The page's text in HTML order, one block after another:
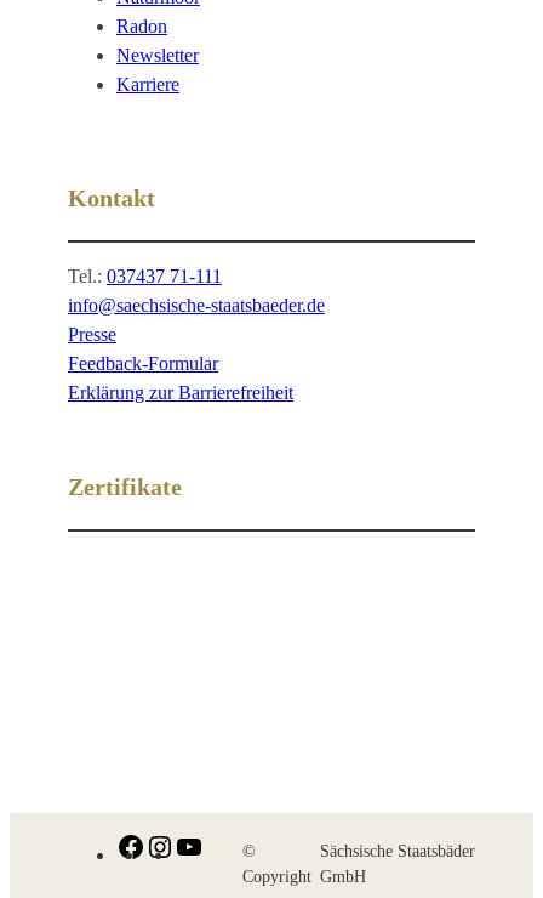
Radon
Newsletter
Karriere
Kontakt
Tel.: 037437 71-111
info@saechsische-staatsbaeder.de
Presse
Feedback-Formular
Erklärung zur Barrierefreiheit
Zertifikate
FacebookInstagram
YouTube
©
Copyright
Sächsische Staatsbäder
GmbH